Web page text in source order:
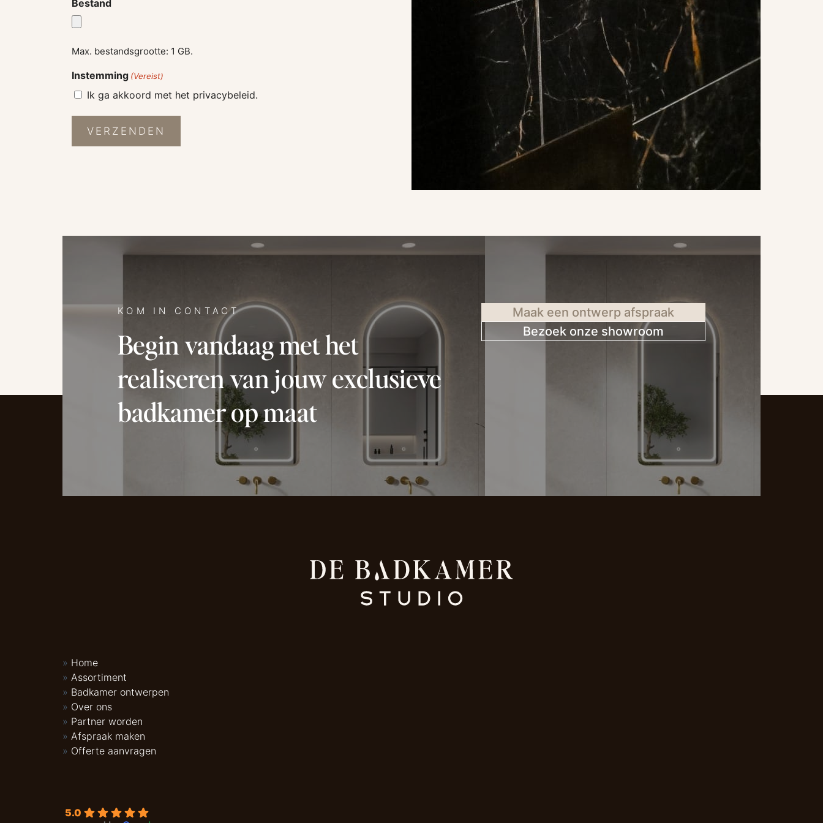
Bestand
Max. bestandsgrootte: 1 GB.
Instemming (Vereist)
Ik ga akkoord met het privacybeleid.
KOM IN CONTACT
Begin vandaag met het
realiseren van jouw exclusieve
badkamer op maat
Maak een ontwerp afspraak
Bezoek onze showroom
Home
Assortiment
Badkamer ontwerpen
Over ons
Partner worden
Afspraak maken
Offerte aanvragen
5.0